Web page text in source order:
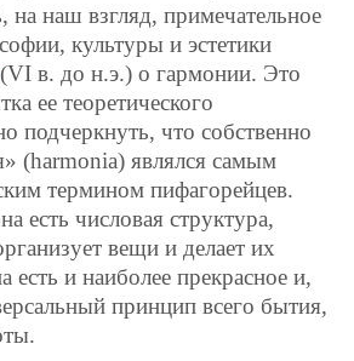
на наш взгляд, примечательное
культуры и эстетики
(VI в. до н.э.) о гармонии. Это
ее теоретического
подчеркнуть, что собственно
(harmonia) являлся самым
термином пифагорейцев.
есть числовая структура,
вещи и делает их
есть и наиболее прекрасное и,
принцип всего бытия,